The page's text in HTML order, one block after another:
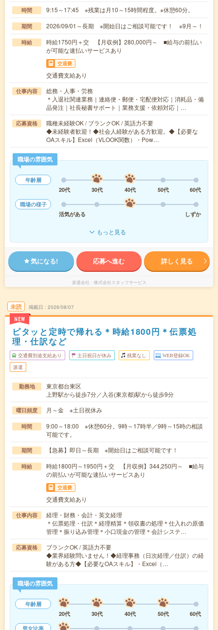
時間 9:15～17:45 ※残業は月10～15時間程度。※休憩60分。
期間 2026/09/01～長期 ※開始日はご相談可能です！ ※9月～！
時給
時給1750円＋交 【月収例】280,000円～ ■給与の前払い
が可能な速払いサービスあり
交通費
交通費支給あり
仕事内容
総務・人事・労務
＊入退社関連業務｜連絡便・郵便・宅配便対応｜消耗品・備
品発注｜社長秘書サポート｜業務支援・依頼対応｜…
応募資格
職種未経験OK / ブランクOK / 英語力不要
◆未経験者歓迎！◆社会人経験がある方歓迎。◆【必要な
OAスキル】Excel（VLOOK関数）・Pow…
職場の雰囲気
年齢層
20代
30代 40代 50代
60代
職場の様子
活気がある
しずか
もっと見る
気になる! 応募へ進む 詳しく見る
派遣会社 株式会社スタッフサービス
未読
NEW
掲載日 2026/08/07
ピタッと定時で帰れる＊時給1800円＊伝票処
理・仕訳など
交通費別途支給あり 土日祝日が休み 残業なし WEB登録OK
派遣
勤務地
東京都台東区
上野駅から徒歩7分／入谷(東京都)駅から徒歩9分
曜日頻度 月～金 ※土日祝休み
時間
9:00～18:00 ※休憩60分。9時～17時半／9時～15時の相談
可能です。
期間 【急募】即日～長期 ※開始日はご相談可能です！
時給
時給1800円～1950円＋交 【月収例】344,250円～ ■給与
の前払いが可能な速払いサービスあり
交通費
交通費支給あり
仕事内容
経理・財務・会計・英文経理
＊伝票処理・仕訳＊経理精算＊領収書の処理＊仕入れの原価
管理＊振り込み管理＊小口現金の管理＊会計システ…
応募資格
ブランクOK / 英語力不要
◆業界経験問いません！◆経理事務（日次経理／仕訳）の経
験がある方◆【必要なOAスキル】・Excel（…
職場の雰囲気
年齢層
20代
30代 40代 50代
60代
男女比率